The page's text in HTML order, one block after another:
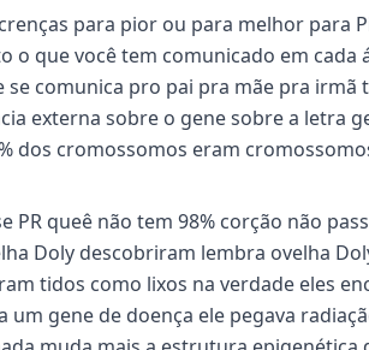
para pior ou para melhor para
o que você tem comunicado em
se comunica pro pai pra mãe pra
externa sobre o gene sobre a letra
dos cromossomos eram
PR queê não tem 98% corção não
Doly descobriram lembra ovelha
tidos como lixos na verdade eles
um gene de doença ele pegava